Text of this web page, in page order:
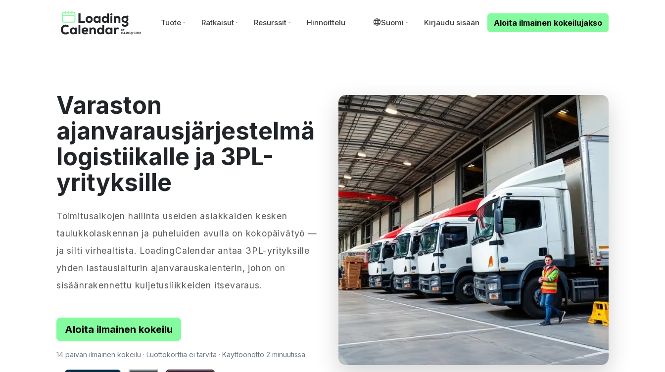
Tuote Ratkaisut Resurssit Hinnoittelu Suomi Kirjaudu sisään Aloita ilmainen kokeilujakso
Varaston
ajanvarausjärjestelmä
logistiikalle ja 3PL-
yrityksille
Toimitusaikojen hallinta useiden asiakkaiden kesken
taulukkolaskennan ja puheluiden avulla on kokopäivätyö —
ja silti virhealtista. LoadingCalendar antaa 3PL-yrityksille
yhden lastauslaiturin ajanvarauskalenterin, johon on
sisäänrakennettu kuljetusliikkeiden itsevaraus.
Aloita ilmainen kokeilu
14 päivän ilmainen kokeilu · Luottokorttia ei tarvita · Käyttöönotto 2 minuutissa